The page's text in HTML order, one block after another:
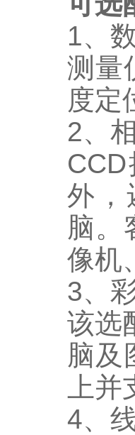
1、
测量
度定
2、
外，
脑。
像机
3、
该选
脑及
上
4、